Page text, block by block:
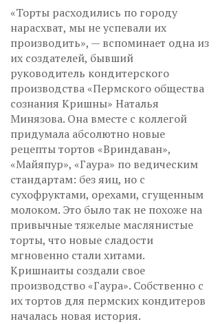
«Торты расходились по городу
нарасхват, мы не успевали их
производить», — вспоминает одна из
их создателей, бывший
руководитель кондитерского
производства «Пермского общества
сознания Кришны» Наталья
Минязова. Она вместе с коллегой
придумала абсолютно новые
рецепты тортов «Вриндаван»,
«Майяпур», «Гаура» по ведическим
стандартам: без яиц, но с
сухофруктами, орехами, сгущенным
молоком. Это было так не похоже на
привычные тяжелые маслянистые
торты, что новые сладости
мгновенно стали хитами.
Кришнаиты создали свое
производство «Гаура». Собственно с
их тортов для пермских кондитеров
началась новая история.